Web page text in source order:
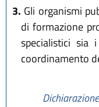
3. Gli organismi
di formazione
specialistici sia
coordinamento